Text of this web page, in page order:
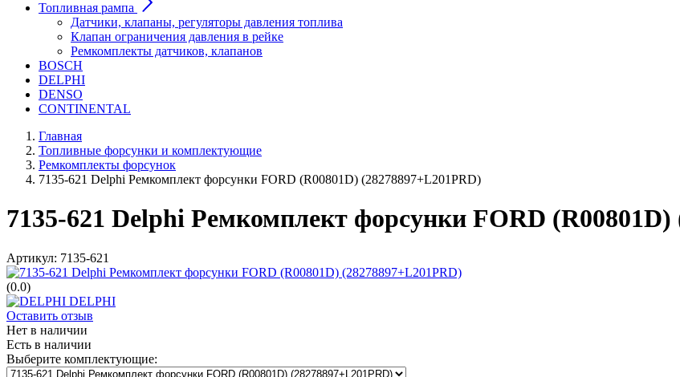
Топливная рампа
Датчики, клапаны, регуляторы давления топлива
Клапан ограничения давления в рейке
Ремкомплекты датчиков, клапанов
BOSCH
DELPHI
DENSO
CONTINENTAL
Главная
Топливные форсунки и комплектующие
Ремкомплекты форсунок
7135-621 Delphi Ремкомплект форсунки FORD (R00801D) (28278897+L201PRD)
7135-621 Delphi Ремкомплект форсунки FORD (R00801D)
Артикул: 7135-621
(0.0)
DELPHI
Оставить отзыв
Нет в наличии
Есть в наличии
Выберите комплектующие: